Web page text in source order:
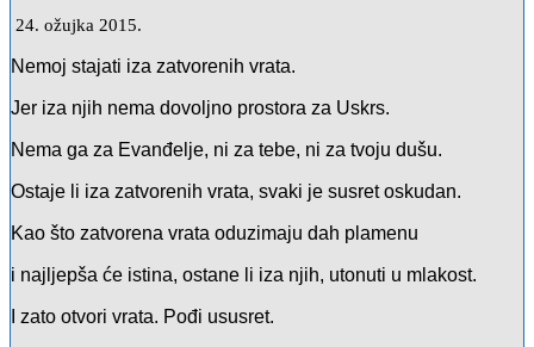
24. ožujka 2015.
Nemoj stajati iza zatvorenih vrata.
Jer iza njih nema dovoljno prostora za Uskrs.
Nema ga za Evanđelje, ni za tebe, ni za tvoju dušu.
Ostaje li iza zatvorenih vrata, svaki je susret oskudan.
Kao što zatvorena vrata oduzimaju dah plamenu
i najljepša će istina, ostane li iza njih, utonuti u mlakost.
I zato otvori vrata. Pođi ususret.